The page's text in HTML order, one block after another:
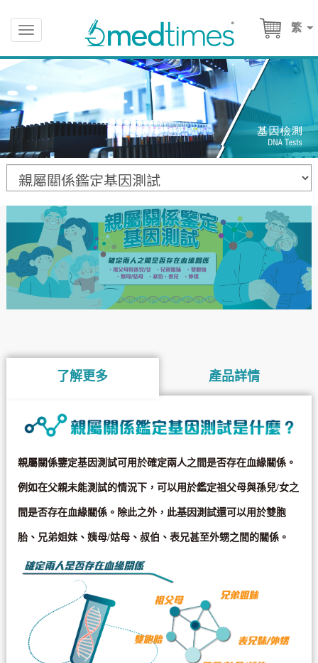
繁
Toggle
navigation
了解更多 產品詳情
親屬關係鑒定基因測試可用於確定兩人之間是否存在血緣關係。
例如在父親未能測試的情況下，可以用於鑑定祖父母與孫兒/女之
間是否存在血緣關係。除此之外，此基因測試還可以用於雙胞
胎、兄弟姐妹、姨母/姑母、叔伯、表兄甚至外甥之間的關係。